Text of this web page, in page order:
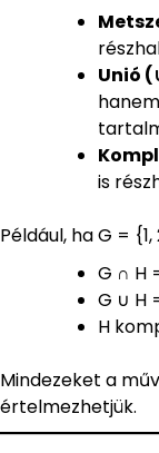
Unió
is
Például, ha G =
G ∩ H
G ∪ H
H
Mindezeket a
értelmezhetjük.